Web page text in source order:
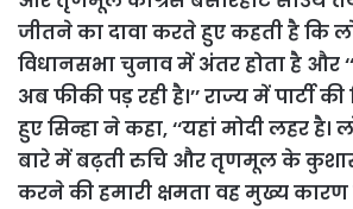
जीतने का दावा करते हुए कहती है कि
विधानसभा चुनाव में अंतर होता है और
अब फीकी पड़ रही है।’’ राज्य में पार्टी
हुए सिन्हा ने कहा, ‘‘यहां मोदी लहर
बारे में बढ़ती रुचि और तृणमूल के
करने की हमारी क्षमता वह मुख्य